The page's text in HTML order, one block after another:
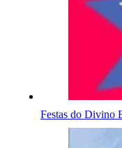
Festas do Divino